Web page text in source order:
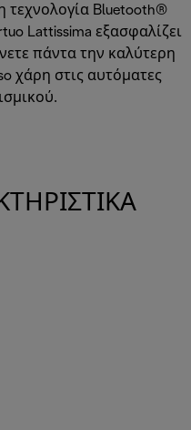
τεχνολογία Bluetooth®
Lattissima εξασφαλίζει
πάντα την καλύτερη
χάρη στις αυτόματες